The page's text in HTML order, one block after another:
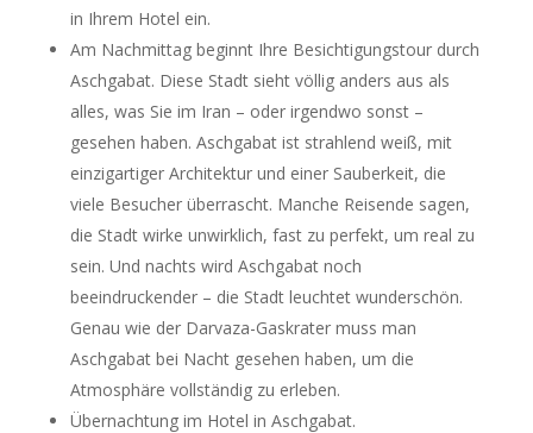
in Ihrem Hotel ein.
Am Nachmittag beginnt Ihre Besichtigungstour durch
Aschgabat. Diese Stadt sieht völlig anders aus als
alles, was Sie im Iran – oder irgendwo sonst –
gesehen haben. Aschgabat ist strahlend weiß, mit
einzigartiger Architektur und einer Sauberkeit, die
viele Besucher überrascht. Manche Reisende sagen,
die Stadt wirke unwirklich, fast zu perfekt, um real zu
sein. Und nachts wird Aschgabat noch
beeindruckender – die Stadt leuchtet wunderschön.
Genau wie der Darvaza-Gaskrater muss man
Aschgabat bei Nacht gesehen haben, um die
Atmosphäre vollständig zu erleben.
Übernachtung im Hotel in Aschgabat.